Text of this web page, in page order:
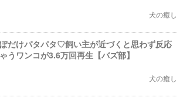
犬の癒し
だけパタパタ♡飼い主が近づくと思わず反応
うワンコが3.6万回再生【バズ部】
犬の癒し